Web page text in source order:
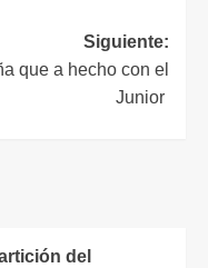
Siguiente:
que a hecho con el
Junior
del